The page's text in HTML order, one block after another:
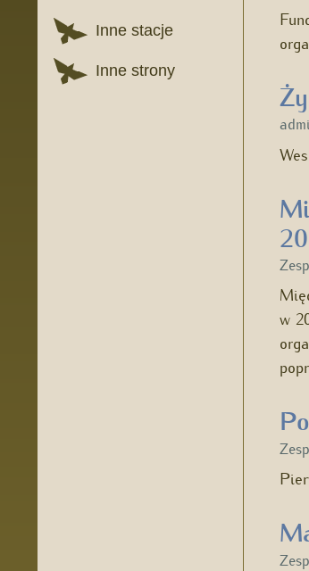
Inne stacje
Inne strony
w